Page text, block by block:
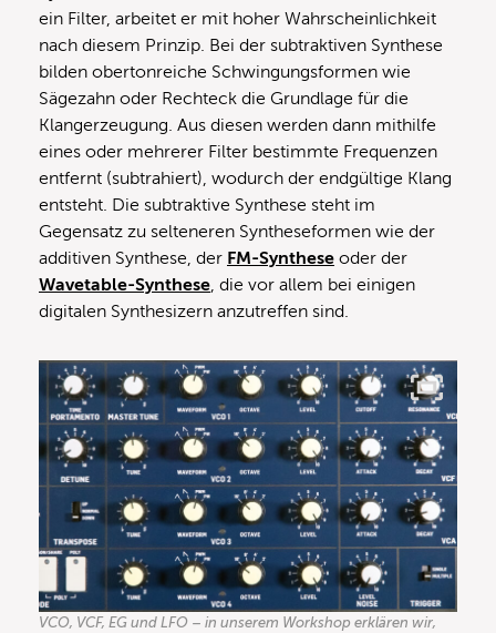
ein Filter, arbeitet er mit hoher Wahrscheinlichkeit
nach diesem Prinzip. Bei der subtraktiven Synthese
bilden obertonreiche Schwingungsformen wie
Sägezahn oder Rechteck die Grundlage für die
Klangerzeugung. Aus diesen werden dann mithilfe
eines oder mehrerer Filter bestimmte Frequenzen
entfernt (subtrahiert), wodurch der endgültige Klang
entsteht. Die subtraktive Synthese steht im
Gegensatz zu selteneren Syntheseformen wie der
additiven Synthese, der FM-Synthese oder der
Wavetable-Synthese, die vor allem bei einigen
digitalen Synthesizern anzutreffen sind.
VCO, VCF, EG und LFO – in unserem Workshop erklären wir,